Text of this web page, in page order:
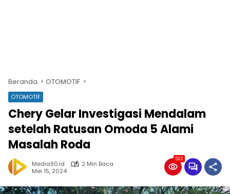
Beranda OTOMOTIF
OTOMOTIF
Chery Gelar Investigasi Mendalam
setelah Ratusan Omoda 5 Alami
Masalah Roda
Media90.id
2 Min Baca
Mei 15, 2024
522